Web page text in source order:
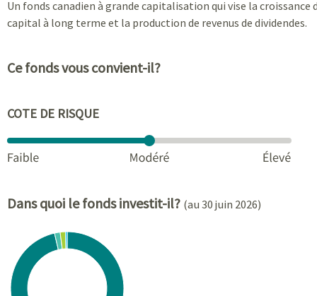
Un fonds canadien à grande capitalisation qui vise la croissance
capital à long terme et la production de revenus de dividendes.
Ce fonds vous convient-il?
COTE DE RISQUE
Dans quoi le fonds investit-il? (au 30 juin 2026)
Chart
Pie chart with 4 slices.
View as data table, Chart